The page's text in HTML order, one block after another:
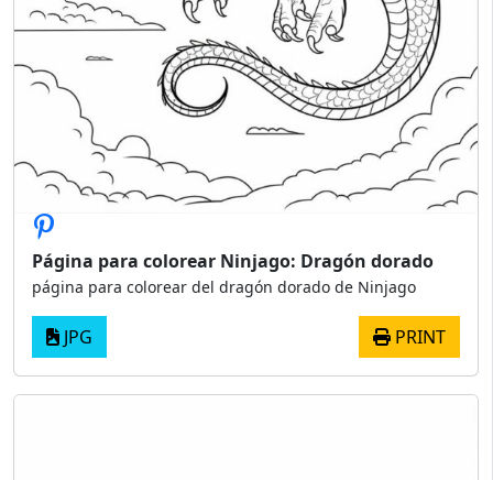
Página para colorear Ninjago: Dragón dorado
página para colorear del dragón dorado de Ninjago
JPG PRINT